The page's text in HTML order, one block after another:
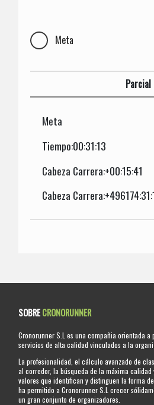
Meta
Parcial
Meta
Tiempo:00:31:13
Cabeza Carrera:+00:15:41
Cabeza
SOBRECRONORUNNER
Cronorunner S.L es una compañia orientada
servicios de alta calidad vinculados a la
La profesionalidad, el cálculo avanzado de
al corredor, la búsqueda de la máxima
valores que identifican y distinguen la forma
ha permitido a Cronorunner S.L crecer
un gran conjunto de organizadores.